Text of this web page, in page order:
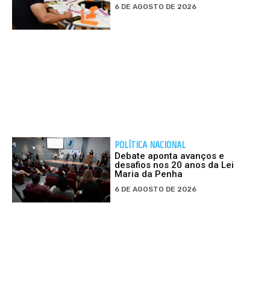
6 DE AGOSTO DE 2026
POLÍTICA NACIONAL
Debate aponta avanços e
desafios nos 20 anos da Lei
Maria da Penha
6 DE AGOSTO DE 2026